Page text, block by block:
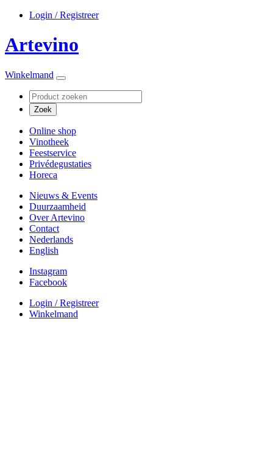
Login / Registreer
Artevino
Winkelmand
Online shop
Vinotheek
Feestservice
Privédegustaties
Horeca
Nieuws & Events
Duurzaamheid
Over Artevino
Contact
Nederlands
English
Instagram
Facebook
Login / Registreer
Winkelmand